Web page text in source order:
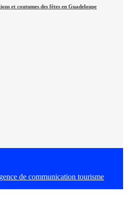
et coutumes des fêtes en Guadeloupe
de communication tourisme